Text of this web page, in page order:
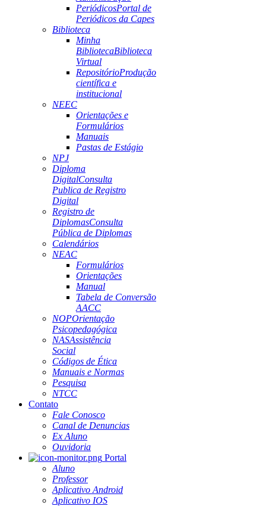
PeriódicosPortal de
Periódicos da Capes
Biblioteca
Minha
BibliotecaBiblioteca
Virtual
RepositórioProdução
científica e
institucional
NEEC
Orientações e
Formulários
Manuais
Pastas de Estágio
NPJ
Diploma
DigitalConsulta
Publica de Registro
Digital
Registro de
DiplomasConsulta
Pública de Diplomas
Calendários
NEAC
Formulários
Orientações
Manual
Tabela de Conversão
AACC
NOPOrientação
Psicopedagógica
NASAssistência
Social
Códigos de Ética
Manuais e Normas
Pesquisa
NTCC
Contato
Fale Conosco
Canal de Denuncias
Ex Aluno
Ouvidoria
Portal
Aluno
Professor
Aplicativo Android
Aplicativo IOS